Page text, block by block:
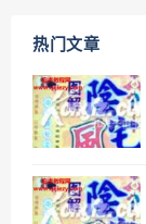
热门文章